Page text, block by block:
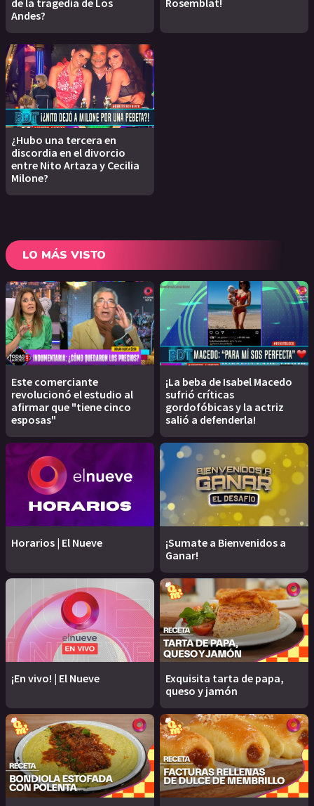
de la tragedia de Los
Andes?
Rosemblat!
¿Hubo una tercera en
discordia en el divorcio
entre Nito Artaza y Cecilia
Milone?
LO MÁS VISTO
Este comerciante
revolucionó el estudio al
afirmar que "tiene cinco
esposas"
¡La beba de Isabel Macedo
sufrió críticas
gordofóbicas y la actriz
salió a defenderla!
Horarios | El Nueve
¡Sumate a Bienvenidos a
Ganar!
¡En vivo! | El Nueve
Exquisita tarta de papa,
queso y jamón